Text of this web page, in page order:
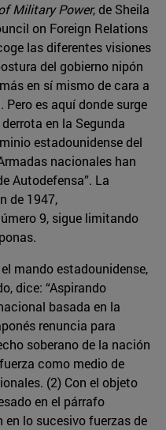
Military Power, de Sheila
on Foreign Relations
las diferentes visiones
del gobierno nipón
en sí mismo de cara a
es aquí donde surge
en la Segunda
estadounidense del
nacionales han
Autodefensa”. La
de 1947,
9, sigue limitando
mando estadounidense,
dice: “Aspirando
basada en la
renuncia para
soberano de la nación
como medio de
(2) Con el objeto
en el párrafo
en lo sucesivo fuerzas de